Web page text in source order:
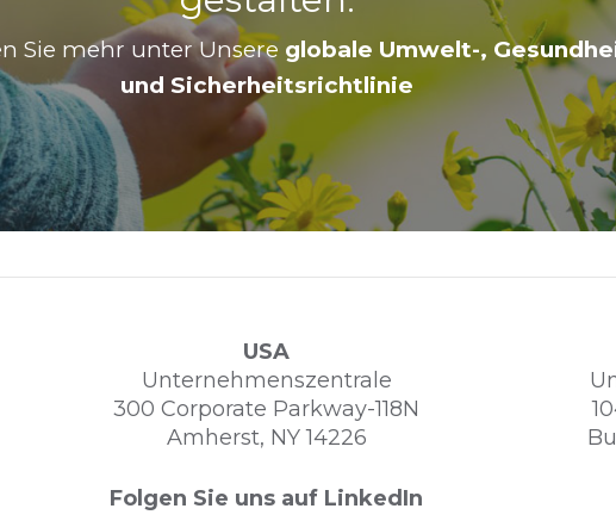
Sie mehr unterUnsere globale Umwelt-,
und Sicherheitsrichtlinie
USA
Unternehmenszentrale
300 Corporate Parkway-118N
Amherst, NY 14226
Folgen Sie uns auf LinkedIn